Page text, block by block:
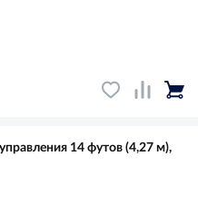
14 футов (4,27 м),